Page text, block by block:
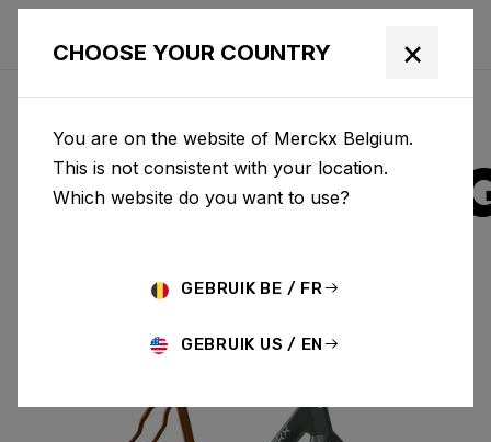
CARBON
CHOOSE YOUR COUNTRY ×
You are on the website of Merckx Belgium.
This is not consistent with your location.
Which website do you want to use?
GEBRUIK BE / FR
GEBRUIK US / EN